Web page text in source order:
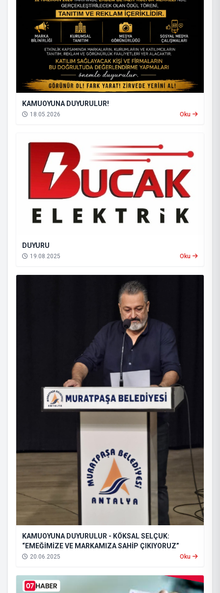
KAMUOYUNA DUYURULUR!
18.05.2026 Oku
DUYURU
19.08.2025 Oku
KAMUOYUNA DUYURULUR - KÖKSAL SELÇUK:
“EMEĞİMİZE VE MARKAMIZA SAHİP ÇIKIYORUZ”
20.06.2025 Oku